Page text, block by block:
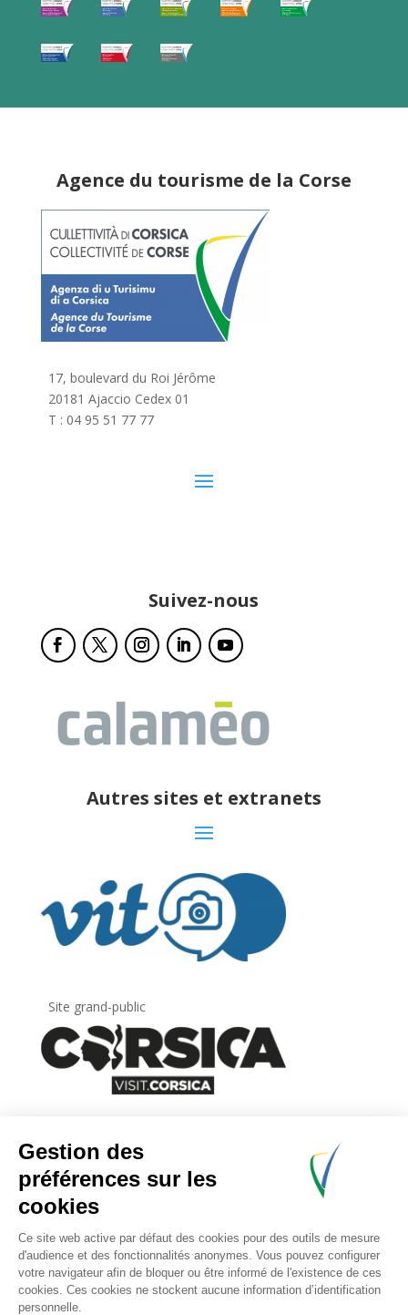
Agence du tourisme de la Corse
17, boulevard du Roi Jérôme
20181 Ajaccio Cedex 01
T : 04 95 51 77 77
Suivez-nous
Autres sites et extranets
Site grand-public
Inscrivez-vous à la lettre d’information
de
l’Agence du tourisme de la Corse.